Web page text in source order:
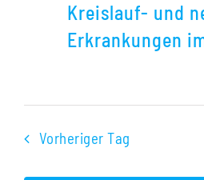
Kreislauf- und
Erkrankungen
Vorheriger Tag